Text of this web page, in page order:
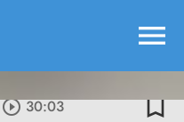
menu
play_circle_outline30:03 bookmark_border